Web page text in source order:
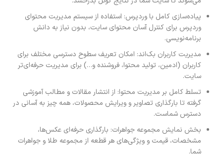
پیاده‌سازی کامل با وردپرس: استفاده از سیستم مدیریت محتوای
وردپرس برای کنترل آسان محتوای سایت، بدون نیاز به دانش
برنامه‌نویسی.
مدیریت کاربران بک‌اند: امکان تعریف سطوح دسترسی مختلف برای
کاربران (ادمین، تولید محتوا، فروشنده و…) برای مدیریت حرفه‌ای‌تر
سایت.
تسلط کامل بر مدیریت محتوا: از انتشار مقالات و مطالب آموزشی
گرفته تا بارگذاری تصاویر و ویرایش محصولات، همه چیز به آسانی در
دسترس شماست.
بخش نمایش مجموعه جواهرات: بارگذاری حرفه‌ای عکس‌ها،
مشخصات، قیمت و ویژگی‌های هر قطعه از مجموعه طلا و جواهرات
شما.